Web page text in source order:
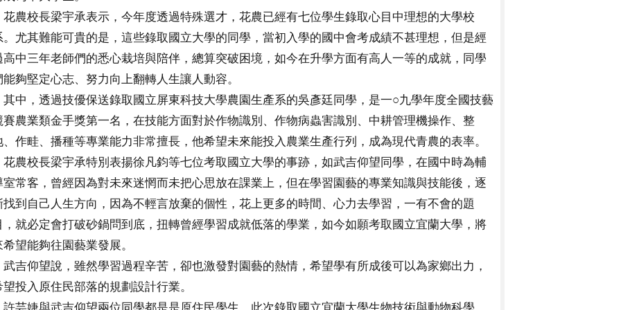
農校長梁宇承表示，今年度透過特殊選才，花農已經有七位學生錄取心目中理想的大學校
。尤其難能可貴的是，這些錄取國立大學的同學，當初入學的國中會考成績不甚理想，但是經
高中三年老師們的悉心栽培與陪伴，總算突破困境，如今在升學方面有高人一等的成就，同學
能夠堅定心志、努力向上翻轉人生讓人動容。
中，透過技優保送錄取國立屏東科技大學農園生產系的吳彥廷同學，是一○九學年度全國技藝
賽農業類金手獎第一名，在技能方面對於作物識別、作物病蟲害識別、中耕管理機操作、整
、作畦、播種等專業能力非常擅長，他希望未來能投入農業生產行列，成為現代青農的表率。
農校長梁宇承特別表揚徐凡鈞等七位考取國立大學的事跡，如武吉仰望同學，在國中時為輔
室常客，曾經因為對未來迷惘而未把心思放在課業上，但在學習園藝的專業知識與技能後，逐
找到自己人生方向，因為不輕言放棄的個性，花上更多的時間、心力去學習，一有不會的題
，就必定會打破砂鍋問到底，扭轉曾經學習成就低落的學業，如今如願考取國立宜蘭大學，將
希望能夠往園藝業發展。
吉仰望說，雖然學習過程辛苦，卻也激發對園藝的熱情，希望學有所成後可以為家鄉出力，
望投入原住民部落的規劃設計行業。